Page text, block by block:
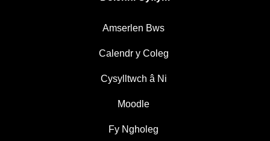
Amserlen Bws
Calendr y Coleg
Cysylltwch â Ni
Moodle
Fy Ngholeg